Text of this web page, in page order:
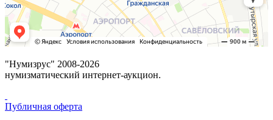
"Нумизрус" 2008-2026
нумизматический интернет-аукцион.
Публичная оферта